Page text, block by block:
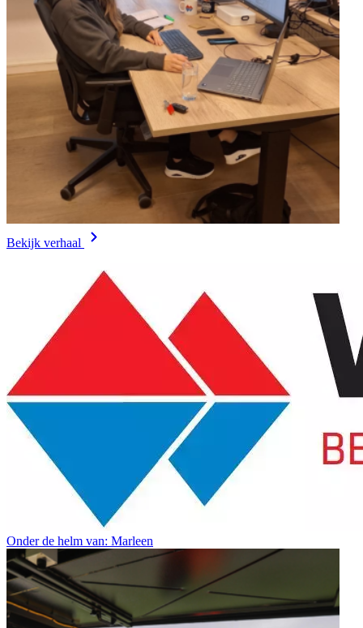
Bekijk verhaal
Onder de helm van: Marleen